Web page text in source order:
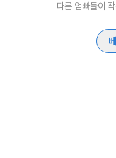
다른 엄빠들이